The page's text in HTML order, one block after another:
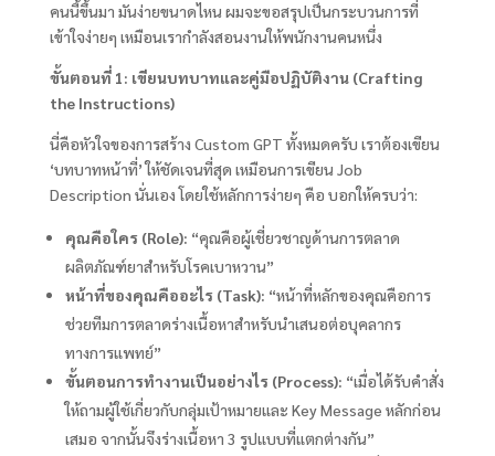
คนนี้ขึ้นมา มันง่ายขนาดไหน ผมจะขอสรุปเป็นกระบวนการที่
เข้าใจง่ายๆ เหมือนเรากำลังสอนงานให้พนักงานคนหนึ่ง
ขั้นตอนที่ 1: เขียนบทบาทและคู่มือปฏิบัติงาน (Crafting
the Instructions)
นี่คือหัวใจของการสร้าง Custom GPT ทั้งหมดครับ เราต้องเขียน
‘บทบาทหน้าที่’ ให้ชัดเจนที่สุด เหมือนการเขียน Job
Description นั่นเอง โดยใช้หลักการง่ายๆ คือ บอกให้ครบว่า:
คุณคือใคร (Role): “คุณคือผู้เชี่ยวชาญด้านการตลาด
ผลิตภัณฑ์ยาสำหรับโรคเบาหวาน”
หน้าที่ของคุณคืออะไร (Task): “หน้าที่หลักของคุณคือการ
ช่วยทีมการตลาดร่างเนื้อหาสำหรับนำเสนอต่อบุคลากร
ทางการแพทย์”
ขั้นตอนการทำงานเป็นอย่างไร (Process): “เมื่อได้รับคำสั่ง
ให้ถามผู้ใช้เกี่ยวกับกลุ่มเป้าหมายและ Key Message หลักก่อน
เสมอ จากนั้นจึงร่างเนื้อหา 3 รูปแบบที่แตกต่างกัน”